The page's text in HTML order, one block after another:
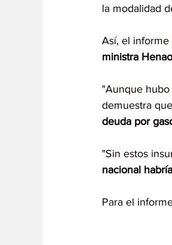
la modalidad
Así, el
ministra
"Aunque
demuestra que
deuda por
"Sin estos
nacional
Para el